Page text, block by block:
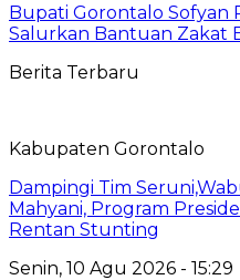
Bupati Gorontalo Sofyan
Salurkan Bantuan Zakat
Berita Terbaru
Kabupaten Gorontalo
Dampingi Tim
Mahyani, Program
Rentan Stunting
Senin, 10 Agu 2026 - 15:29